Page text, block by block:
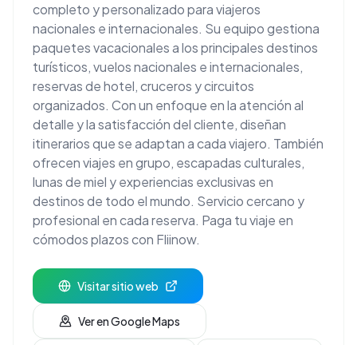
completo y personalizado para viajeros
nacionales e internacionales. Su equipo gestiona
paquetes vacacionales a los principales destinos
turísticos, vuelos nacionales e internacionales,
reservas de hotel, cruceros y circuitos
organizados. Con un enfoque en la atención al
detalle y la satisfacción del cliente, diseñan
itinerarios que se adaptan a cada viajero. También
ofrecen viajes en grupo, escapadas culturales,
lunas de miel y experiencias exclusivas en
destinos de todo el mundo. Servicio cercano y
profesional en cada reserva. Paga tu viaje en
cómodos plazos con Fliinow.
Visitar sitio web
Ver en Google Maps